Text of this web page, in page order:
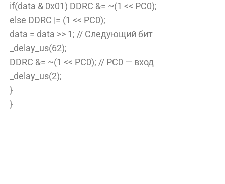
if(data & 0x01) DDRC &= ~(1 << PC0);
else DDRC |= (1 << PC0);
data = data >> 1; // Следующий бит
_delay_us(62);
DDRC &= ~(1 << PC0); // PC0 — вход
_delay_us(2);
}
}